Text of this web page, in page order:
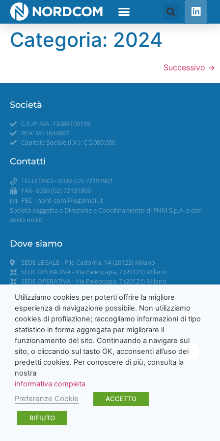
Categoria: 2024
Successivo →
Società
C.F./P.IVA -13384100155
REA: MI-1644887
Capitale Sociale (I.V.): € 5.000.000
Contatti
TELEFONO - 0039 (02) 72151901
FAX- 0039 (02) 72151909
PEC - nord-com@legalmail.it
Società soggetta a Direzione e Coordinamento di FNM S.p.A. e con
socio unico
Dove siamo
SEDE LEGALE - P.le Cadorna, 14 (20123) Milano
SEDE OPERATIVA - Via Paleocapa, 7 (20121) Milano
SEDE OPERATIVA - Via Paleocapa, 7 (20121) Milano
GDPR
Accessibilità
TOP
Nordcom S.p.a. © All rights reserved
Utilizziamo cookies per poterti offrire la migliore
esperienza di navigazione possibile. Non utilizziamo
cookies di profilazione; raccogliamo informazioni di tipo
statistico in forma aggregata per migliorare il
funzionamento del sito. Continuando a navigare sul
sito, o cliccando sul tasto OK, acconsenti all’uso dei
predetti cookies. Per conoscere di più, consulta la
nostra
informativa completa
Preferenze Cookie
ACCETTO
RIFIUTO